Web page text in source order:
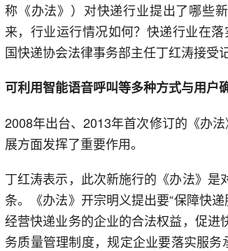
称《办法》）对快递行业提出了哪些
来，行业运行情况如何？快递行业在
国快递协会法律事务部主任丁红涛接受
可利用智能语音呼叫等多种方式与用户
2008年出台、2013年首次修订的《办
展方面发挥了重要作用。
丁红涛表示，此次新施行的《办法》
条。《办法》开宗明义提出要“保障快
经营快递业务的企业的合法权益，促进
务质量管理制度，规定企业要落实服